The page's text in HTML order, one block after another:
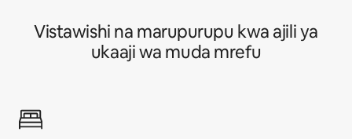
Vistawishi na marupurupu kwa ajili ya
ukaaji wa muda mrefu